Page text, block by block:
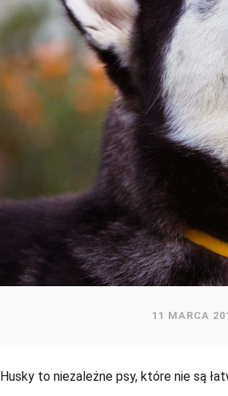
11 MARCA
Husky to niezależne psy, które nie są